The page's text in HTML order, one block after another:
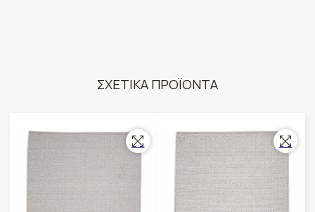
ΣΧΕΤΙΚΑ ΠΡΟΪΟΝΤΑ